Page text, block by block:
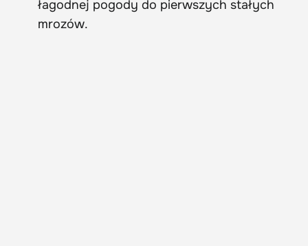
łagodnej pogody do pierwszych stałych
mrozów.